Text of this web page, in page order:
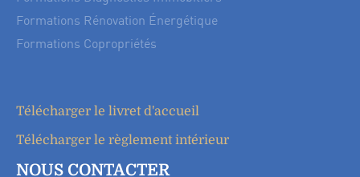
Formations Rénovation Énergétique
Formations Copropriétés
Télécharger le livret d'accueil
Télécharger le règlement intérieur
NOUS CONTACTER